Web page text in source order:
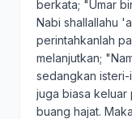
berkata; "Umar
Nabi shallallahu
perintahkanlah
melanjutkan;
sedangkan isteri-
juga biasa keluar
buang hajat.